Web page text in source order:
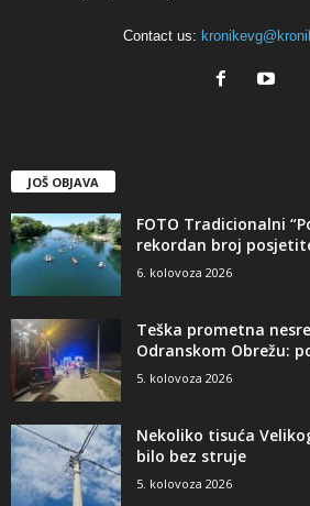
Contact us:
JOŠ OBJAVA
FOTO Tradicionalni
rekordan broj
6. kolovoza 2026
Teška prometna
Odranskom Obrežu:
5. kolovoza 2026
Nekoliko tisuća
bilo bez struje
5. kolovoza 2026